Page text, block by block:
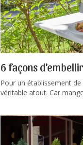
6 façons
Pour un établissement
véritable atout. Car